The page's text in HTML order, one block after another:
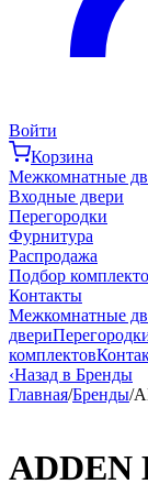
Войти
Корзина
Межкомнатные
Входные двери
Перегородки
Фурнитура
Распродажа
Подбор
Контакты
Межкомнатные
двери
комплектов
‹Назад в Бренды
Главная/Бренды/
ADDEN